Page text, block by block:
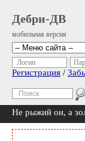
Дебри-ДВ
мобильная версия
Логин
Регистрация /
Не рыжий он, а